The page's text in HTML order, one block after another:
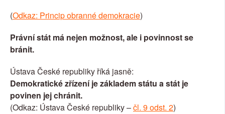
(Odkaz: Princip obranné demokracie)
Právní stát má nejen možnost, ale i povinnost se
bránit.
Ústava České republiky říká jasně:
Demokratické zřízení je základem státu a stát je
povinen jej chránit.
(Odkaz: Ústava České republiky – čl. 9 odst. 2)